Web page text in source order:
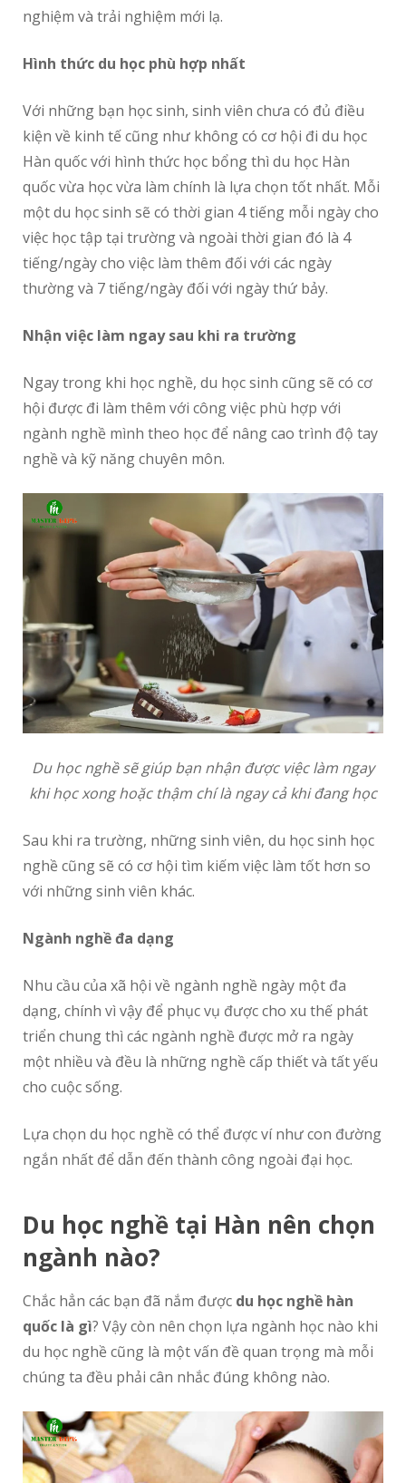
nghiệm và trải nghiệm mới lạ.
Hình thức du học phù hợp nhất
Với những bạn học sinh, sinh viên chưa có đủ điều
kiện về kinh tế cũng như không có cơ hội đi du học
Hàn quốc với hình thức học bổng thì du học Hàn
quốc vừa học vừa làm chính là lựa chọn tốt nhất. Mỗi
một du học sinh sẽ có thời gian 4 tiếng mỗi ngày cho
việc học tập tại trường và ngoài thời gian đó là 4
tiếng/ngày cho việc làm thêm đối với các ngày
thường và 7 tiếng/ngày đối với ngày thứ bảy.
Nhận việc làm ngay sau khi ra trường
Ngay trong khi học nghề, du học sinh cũng sẽ có cơ
hội được đi làm thêm với công việc phù hợp với
ngành nghề mình theo học để nâng cao trình độ tay
nghề và kỹ năng chuyên môn.
Du học nghề sẽ giúp bạn nhận được việc làm ngay
khi học xong hoặc thậm chí là ngay cả khi đang học
Sau khi ra trường, những sinh viên, du học sinh học
nghề cũng sẽ có cơ hội tìm kiếm việc làm tốt hơn so
với những sinh viên khác.
Ngành nghề đa dạng
Nhu cầu của xã hội về ngành nghề ngày một đa
dạng, chính vì vậy để phục vụ được cho xu thế phát
triển chung thì các ngành nghề được mở ra ngày
một nhiều và đều là những nghề cấp thiết và tất yếu
cho cuộc sống.
Lựa chọn du học nghề có thể được ví như con đường
ngắn nhất để dẫn đến thành công ngoài đại học.
Du học nghề tại Hàn nên chọn
ngành nào?
Chắc hẳn các bạn đã nắm được du học nghề hàn
quốc là gì? Vậy còn nên chọn lựa ngành học nào khi
du học nghề cũng là một vấn đề quan trọng mà mỗi
chúng ta đều phải cân nhắc đúng không nào.